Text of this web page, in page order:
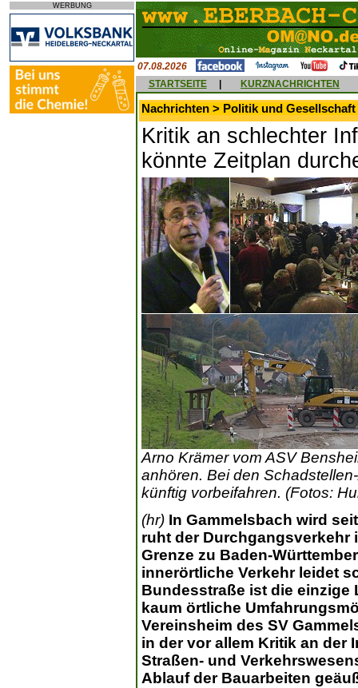
WERBUNG
07.08.2026
STARTSEITE
KURZNACHRICHTEN
Nachrichten > Politik und Gesellschaft
Kritik an schlechter
könnte Zeitplan
Arno Krämer vom ASV
anhören. Bei den
künftig vorbeifahren. (Fotos:
(hr) In Gammelsbach wird
ruht der Durchgangsverkehr
Grenze zu Baden-
innerörtliche Verkehr leidet
Bundesstraße ist die einzige
kaum örtliche
Vereinsheim des SV
in der vor allem Kritik an der
Straßen- und
Ablauf der Bauarbeiten